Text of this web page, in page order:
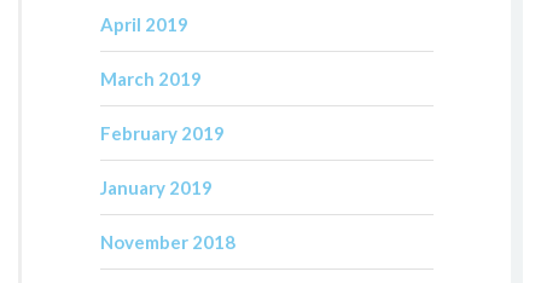
April 2019
March 2019
February 2019
January 2019
November 2018